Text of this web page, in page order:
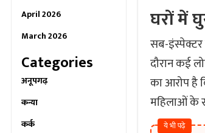
April 2026
March 2026
Categories
अनूपगढ़
कन्या
कर्क
घरों में
सब-इंस्पेक्टर
दौरान कई
का आरोप है
महिलाओं के
ये भी पढ़े